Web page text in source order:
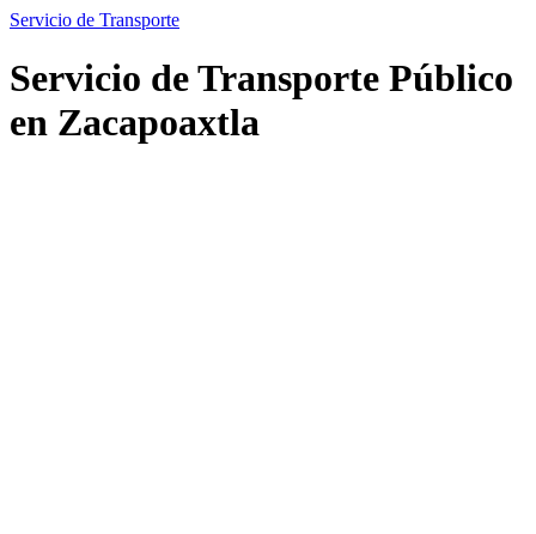
Servicio de Transporte
Servicio de Transporte Público
en Zacapoaxtla